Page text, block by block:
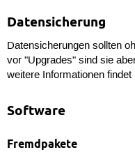
Datensicherung
Datensicherungen sollten
vor "Upgrades" sind sie
weitere Informationen findet
Software
Fremdpakete